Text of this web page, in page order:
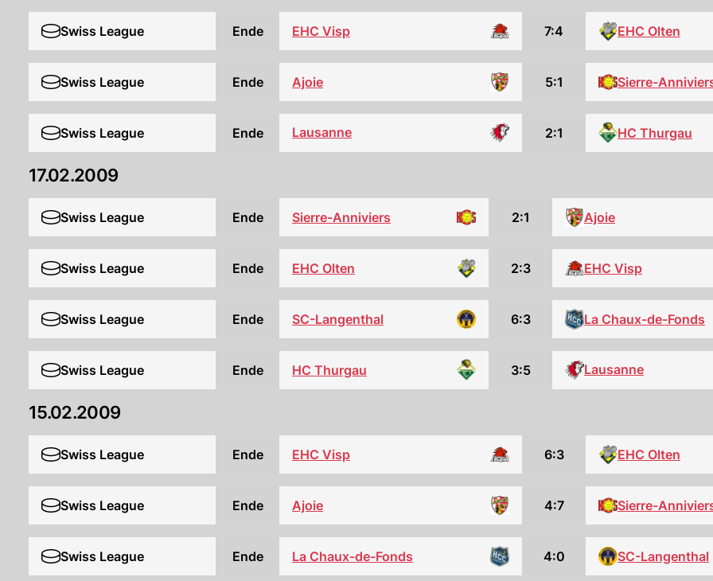
Swiss League Ende EHC Visp 7:4 EHC Olten
Swiss League Ende Ajoie 5:1 Sierre-
Swiss League Ende Lausanne 2:1 HC Thurgau
17.02.2009
Swiss League Ende Sierre-Anniviers 2:1 Ajoie
Swiss League Ende EHC Olten 2:3 EHC Visp
Swiss League Ende SC-Langenthal 6:3 La Chaux-de-Fonds
Swiss League Ende HC Thurgau 3:5 Lausanne
15.02.2009
Swiss League Ende EHC Visp 6:3 EHC Olten
Swiss League Ende Ajoie 4:7 Sierre-
Swiss League Ende La Chaux-de-Fonds 4:0 SC-Langenthal